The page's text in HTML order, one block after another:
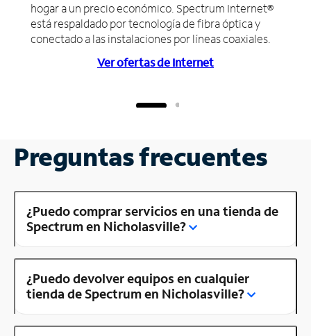
hogar a un precio económico. Spectrum Internet®
está respaldado por tecnología de fibra óptica y
conectado a las instalaciones por líneas coaxiales.
Ver ofertas de Internet
Preguntas frecuentes
¿Puedo comprar servicios en una tienda de
Spectrum en Nicholasville?
¿Puedo devolver equipos en cualquier
tienda de Spectrum en Nicholasville?